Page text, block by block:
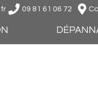
09 81 61 06 72